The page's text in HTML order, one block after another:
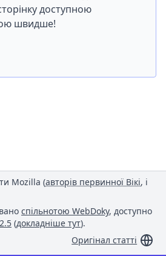
доступною
швидше!
Mozilla (авторів первинної Вікі, і
спільнотою WebDoky, доступно
(докладніше тут).
Оригінал статті